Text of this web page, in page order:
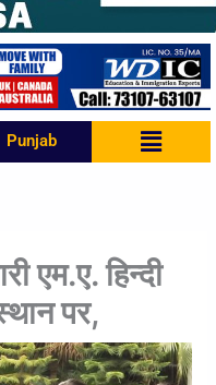
Punjab Menu
एम.ए. हिन्दी
पर,